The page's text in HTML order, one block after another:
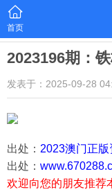
首页
2023196期：
发表于：2025-09-28
出处： 2023澳门正版
出处：
欢迎向您的朋友推荐